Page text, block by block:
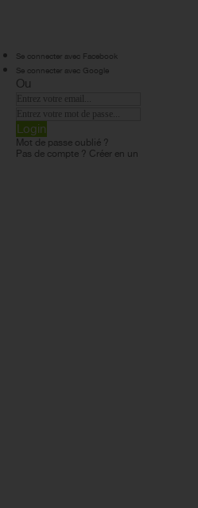
Se connecter avec Facebook
Se connecter avec Google
Ou
Login
Mot de passe oublié ?
Pas de compte ? Créer en un